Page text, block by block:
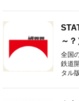
～？
全国
鉄道
タル